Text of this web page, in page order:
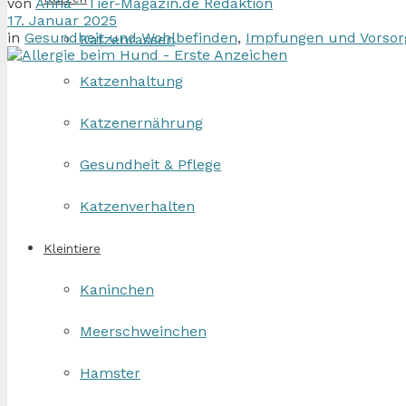
Katzenrassen
Katzenhaltung
Katzenernährung
Gesundheit & Pflege
Katzenverhalten
Kleintiere
Kaninchen
Meerschweinchen
Hamster
17. Januar 2025
in Gesundheit und Wohlbefinden, Impfungen und